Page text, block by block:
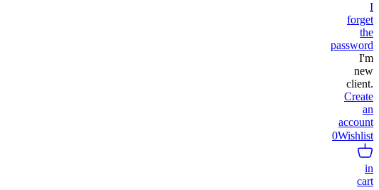
I
forget
the
password
I'm
new
client.
Create
an
account
0Wishlist
in
cart